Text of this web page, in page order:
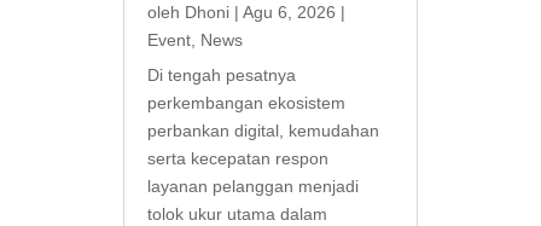
oleh Dhoni |Agu 6, 2026 |
Event News
Di tengah pesatnya
perkembangan ekosistem
perbankan digital, kemudahan
serta kecepatan respon
layanan pelanggan menjadi
tolok ukur utama dalam